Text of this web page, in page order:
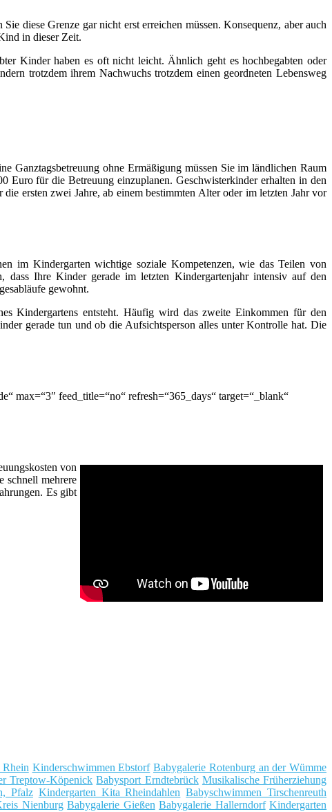
diese Grenze gar nicht erst erreichen müssen. Konsequenz, aber auch
in dieser Zeit.
Kinder haben es oft nicht leicht. Ähnlich geht es hochbegabten oder
trotzdem ihrem Nachwuchs trotzdem einen geordneten Lebensweg
Ganztagsbetreuung ohne Ermäßigung müssen Sie im ländlichen Raum
Euro für die Betreuung einzuplanen. Geschwisterkinder erhalten in den
ersten zwei Jahre, ab einem bestimmten Alter oder im letzten Jahr vor
im Kindergarten wichtige soziale Kompetenzen, wie das Teilen von
dass Ihre Kinder gerade im letzten Kindergartenjahr intensiv auf den
gewohnt.
Kindergartens entsteht. Häufig wird das zweite Einkommen für den
gerade tun und ob die Aufsichtsperson alles unter Kontrolle hat. Die
max=“3″ feed_title=“no“ refresh=“365_days“ target=“_blank“
von
schnell mehrere
Es gibt
Kinderschwimmen Ebstorf Babygalerie Rotenburg an der Wümme
Treptow-Köpenick Babysport Erndtebrück Musikalische Früherziehung
Pfalz Kindergarten Kita Rheindahlen Babyschwimmen Tirschenreuth
Nienburg Babygalerie Gießen Babygalerie Hallerndorf Kindergarten